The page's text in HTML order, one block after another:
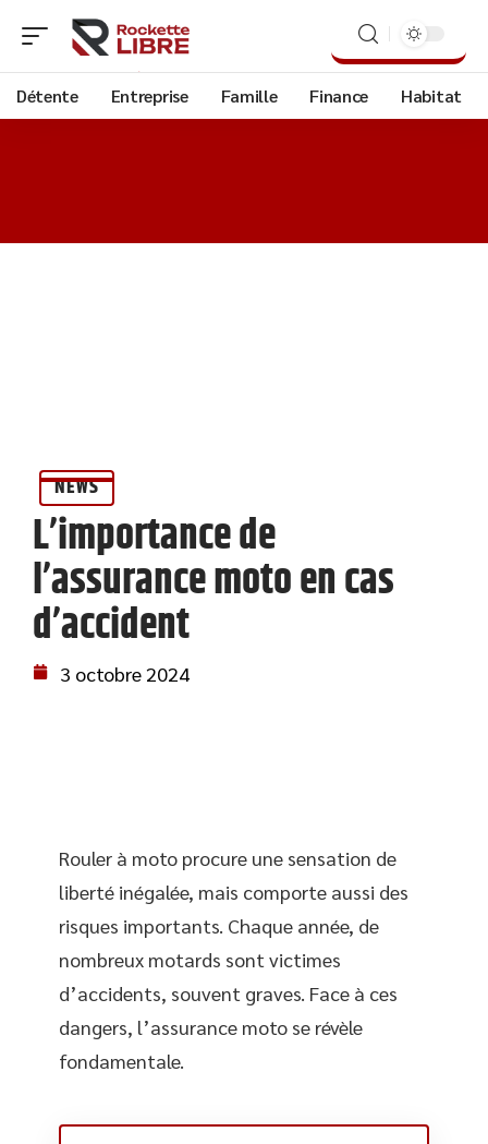
Détente Entreprise Famille Finance Habitat
NEWS
L’importance de
l’assurance moto en cas
d’accident
3 octobre 2024
Rouler à moto procure une sensation de
liberté inégalée, mais comporte aussi des
risques importants. Chaque année, de
nombreux motards sont victimes
d’accidents, souvent graves. Face à ces
dangers, l’assurance moto se révèle
fondamentale.